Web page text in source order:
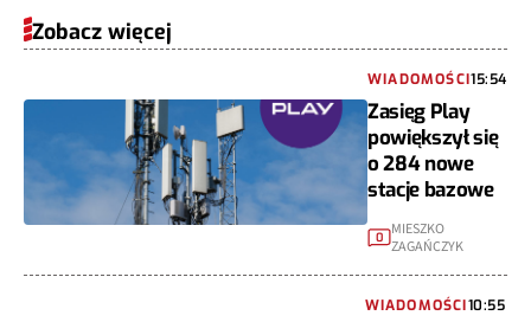
Zobacz więcej
WIADOMOŚCI15:54
Zasięg Play
powiększył się
o 284 nowe
stacje bazowe
0
MIESZKO
ZAGAŃCZYK
WIADOMOŚCI10:55